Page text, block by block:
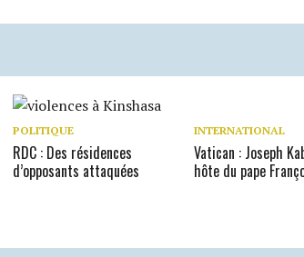
POLITIQUE
RDC : Des résidences
d’opposants attaquées
INTERNATIONAL
Vatican : Joseph
hôte du pape